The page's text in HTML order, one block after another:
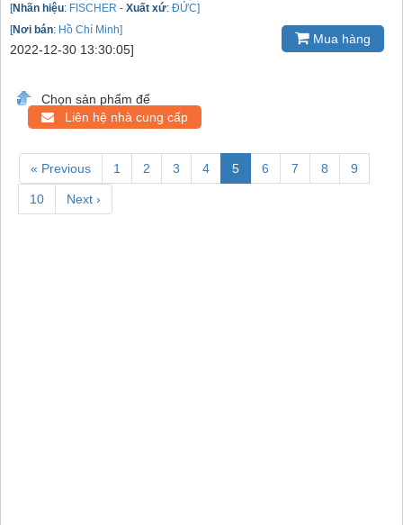
[Nhãn hiệu: FISCHER - Xuất xứ: ĐỨC]
[Nơi bán: Hồ Chí Minh]
2022-12-30 13:30:05]
Mua hàng
Chọn sản phẩm để
Liên hệ nhà cung cấp
« Previous 1 2 3 4 5 6 7 8 9
10 Next ›